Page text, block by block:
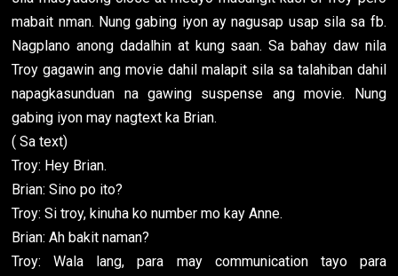
mabait nman. Nung gabing iyon ay nagusap usap sila sa fb.
Nagplano anong dadalhin at kung saan. Sa bahay daw nila
Troy gagawin ang movie dahil malapit sila sa talahiban dahil
napagkasunduan na gawing suspense ang movie. Nung
gabing iyon may nagtext ka Brian.
( Sa text)
Troy: Hey Brian.
Brian: Sino po ito?
Troy: Si troy, kinuha ko number mo kay Anne.
Brian: Ah bakit naman?
Troy: Wala lang, para may communication tayo para